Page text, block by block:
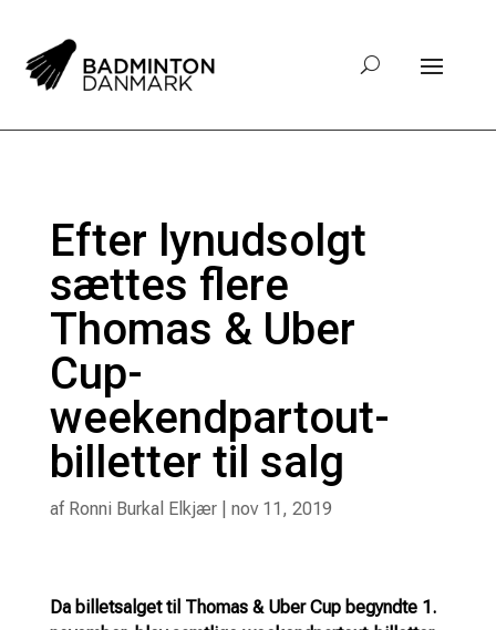
Efter lynudsolgt
sættes flere
Thomas & Uber
Cup-
weekendpartout-
billetter til salg
af Ronni Burkal Elkjær| nov 11, 2019
Da billetsalget til Thomas & Uber Cup begyndte 1.